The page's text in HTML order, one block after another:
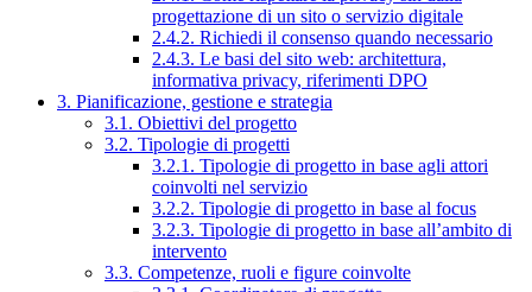
progettazione di un sito o servizio digitale
2.4.2. Richiedi il consenso quando necessario
2.4.3. Le basi del sito web: architettura,
informativa privacy, riferimenti DPO
3. Pianificazione, gestione e strategia
3.1. Obiettivi del progetto
3.2. Tipologie di progetti
3.2.1. Tipologie di progetto in base agli attori
coinvolti nel servizio
3.2.2. Tipologie di progetto in base al focus
3.2.3. Tipologie di progetto in base all’ambito di
intervento
3.3. Competenze, ruoli e figure coinvolte